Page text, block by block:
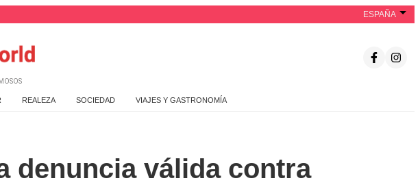
ESPAÑA
REALEZA SOCIEDAD VIAJES Y GASTRONOMÍA
denuncia válida contra